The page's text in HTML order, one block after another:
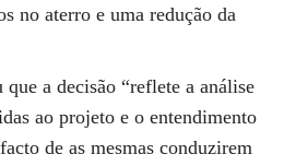
no aterro e uma redução da
a decisão “reflete a análise
ao projeto e o entendimento
de as mesmas conduzirem